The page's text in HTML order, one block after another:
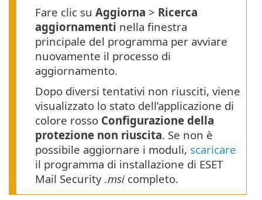
Fare clic su Aggiorna > Ricerca
aggiornamenti nella finestra
principale del programma per avviare
nuovamente il processo di
aggiornamento.
Dopo diversi tentativi non riusciti, viene
visualizzato lo stato dell’applicazione di
colore rosso Configurazione della
protezione non riuscita. Se non è
possibile aggiornare i moduli, scaricare
il programma di installazione di ESET
Mail Security .msi completo.